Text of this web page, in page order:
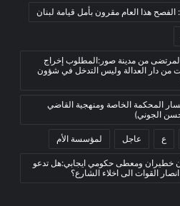
الفصح هذا العام مقرون بأمل قيامة لبنان
المرتضى من مدينة صور:المطلوب إخراج
من دار العدالة وليس التدخل في شؤون
المحكمة الخاصة ومنهجية القاضي
الجوني)
ع عاجل لمؤسسة الأم
خطيران ومعطى حكومي ايجابي:هل تدعو
القوات الى اخلاء الشارع؟